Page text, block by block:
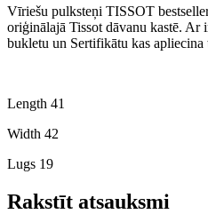
Vīriešu pulksteņi TISSOT
oriģinālajā Tissot dāvanu kastē. Ar
bukletu un Sertifikātu kas apliecina
Length 41
Width 42
Lugs 19
Rakstīt atsauksmi